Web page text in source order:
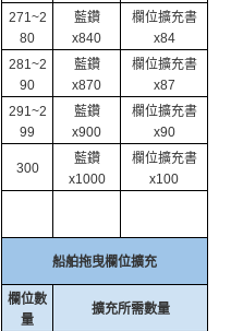
271~2
80
藍鑽
x840
欄位擴充書
x84
281~2
90
藍鑽
x870
欄位擴充書
x87
291~2
99
藍鑽
x900
欄位擴充書
x90
300
藍鑽
x1000
欄位擴充書
x100
船舶拖曳欄位擴充
欄位數
量
擴充所需數量